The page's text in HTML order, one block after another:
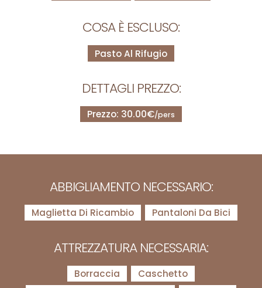
COSA È ESCLUSO:
Pasto Al Rifugio
DETTAGLI PREZZO:
Prezzo: 30.00€/pers
ABBIGLIAMENTO NECESSARIO:
Maglietta Di Ricambio Pantaloni Da Bici
ATTREZZATURA NECESSARIA:
Borraccia
Caschetto